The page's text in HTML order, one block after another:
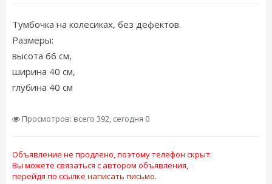
Тумбочка на колесиках, без дефектов.
Размеры:
высота 66 см,
ширина 40 см,
глубина 40 см
Просмотров: всего 392, сегодня 0
Объявление не продлено, поэтому телефон скрыт.
Вы можете связаться с автором объявления,
перейдя по ссылке написать письмо.